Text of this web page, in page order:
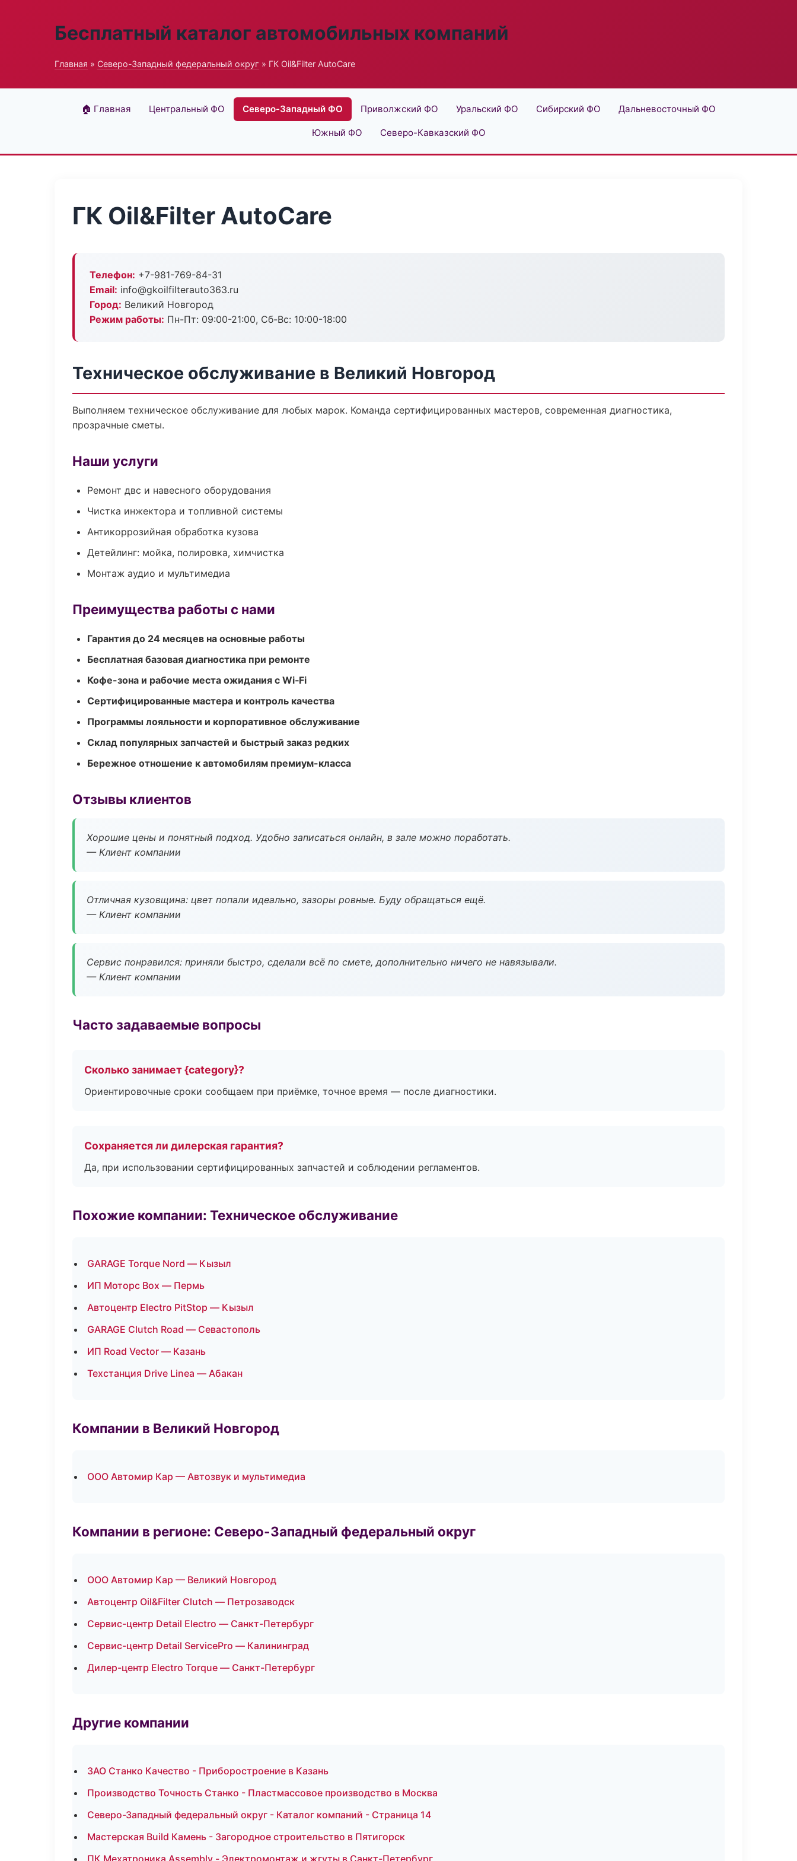
Бесплатный каталог автомобильных компаний
Главная » Северо-Западный федеральный округ » ГК Oil&Filter AutoCare
🏠 Главная Центральный ФО Северо-Западный ФО Приволжский ФО Уральский ФО Сибирский ФО Дальневосточный ФО
Южный ФО Северо-Кавказский ФО
ГК Oil&Filter AutoCare
Телефон: +7-981-769-84-31
Email: info@gkoilfilterauto363.ru
Город: Великий Новгород
Режим работы: Пн-Пт: 09:00-21:00, Сб-Вс: 10:00-18:00
Техническое обслуживание в Великий Новгород
Выполняем техническое обслуживание для любых марок. Команда сертифицированных мастеров, современная диагностика,
прозрачные сметы.
Наши услуги
Ремонт двс и навесного оборудования
Чистка инжектора и топливной системы
Антикоррозийная обработка кузова
Детейлинг: мойка, полировка, химчистка
Монтаж аудио и мультимедиа
Преимущества работы с нами
Гарантия до 24 месяцев на основные работы
Бесплатная базовая диагностика при ремонте
Кофе-зона и рабочие места ожидания с Wi‑Fi
Сертифицированные мастера и контроль качества
Программы лояльности и корпоративное обслуживание
Склад популярных запчастей и быстрый заказ редких
Бережное отношение к автомобилям премиум-класса
Отзывы клиентов
Хорошие цены и понятный подход. Удобно записаться онлайн, в зале можно поработать.
— Клиент компании
Отличная кузовщина: цвет попали идеально, зазоры ровные. Буду обращаться ещё.
— Клиент компании
Сервис понравился: приняли быстро, сделали всё по смете, дополнительно ничего не навязывали.
— Клиент компании
Часто задаваемые вопросы
Сколько занимает {category}?
Ориентировочные сроки сообщаем при приёмке, точное время — после диагностики.
Сохраняется ли дилерская гарантия?
Да, при использовании сертифицированных запчастей и соблюдении регламентов.
Похожие компании: Техническое обслуживание
GARAGE Torque Nord — Кызыл
ИП Моторс Box — Пермь
Автоцентр Electro PitStop — Кызыл
GARAGE Clutch Road — Севастополь
ИП Road Vector — Казань
Техстанция Drive Linea — Абакан
Компании в Великий Новгород
ООО Автомир Кар — Автозвук и мультимедиа
Компании в регионе: Северо-Западный федеральный округ
ООО Автомир Кар — Великий Новгород
Автоцентр Oil&Filter Clutch — Петрозаводск
Сервис-центр Detail Electro — Санкт-Петербург
Сервис-центр Detail ServicePro — Калининград
Дилер-центр Electro Torque — Санкт-Петербург
Другие компании
ЗАО Станко Качество - Приборостроение в Казань
Производство Точность Станко - Пластмассовое производство в Москва
Северо-Западный федеральный округ - Каталог компаний - Страница 14
Мастерская Build Камень - Загородное строительство в Пятигорск
ПК Мехатроника Assembly - Электромонтаж и жгуты в Санкт-Петербург